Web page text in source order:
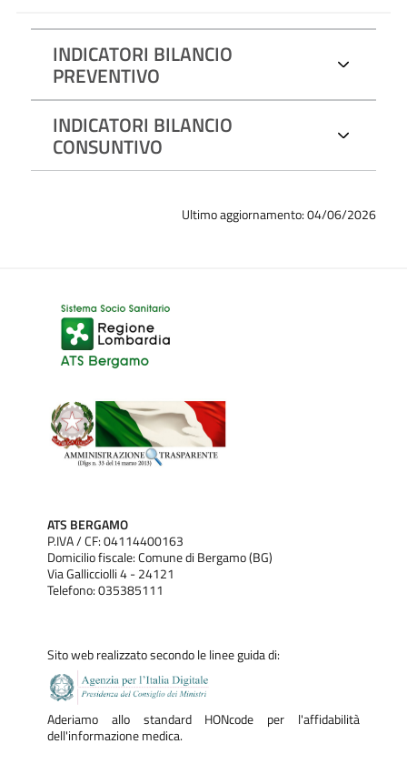
INDICATORI BILANCIO
PREVENTIVO
INDICATORI BILANCIO
CONSUNTIVO
Ultimo aggiornamento: 04/06/2026
ATS BERGAMO
P.IVA / CF: 04114400163
Domicilio fiscale: Comune di Bergamo (BG)
Via Gallicciolli 4 - 24121
Telefono: 035385111
Sito web realizzato secondo le linee guida di:
Aderiamo allo standard HONcode per l'affidabilità
dell'informazione medica.